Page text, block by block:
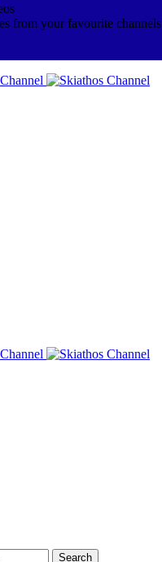
from your favourite channels